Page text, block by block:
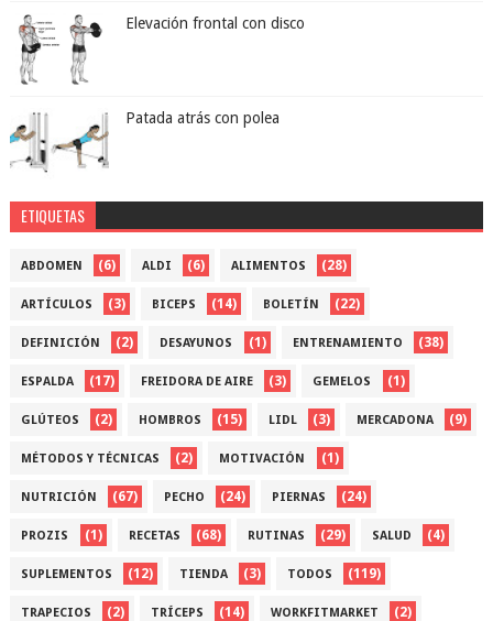
Elevación frontal con disco
Patada atrás con polea
ETIQUETAS
ABDOMEN (6) ALDI (6) ALIMENTOS (28)
ARTÍCULOS (3) BICEPS (14) BOLETÍN (22)
DEFINICIÓN (2) DESAYUNOS (1) ENTRENAMIENTO (38)
ESPALDA (17) FREIDORA DE AIRE (3) GEMELOS (1)
GLÚTEOS (2) HOMBROS (15) LIDL (3) MERCADONA (9)
MÉTODOS Y TÉCNICAS (2) MOTIVACIÓN (1)
NUTRICIÓN (67) PECHO (24) PIERNAS (24)
PROZIS (1) RECETAS (68) RUTINAS (29) SALUD (4)
SUPLEMENTOS (12) TIENDA (3) TODOS (119)
TRAPECIOS (2) TRÍCEPS (14) WORKFITMARKET (2)